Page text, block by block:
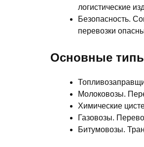
логистические
Безопасность.
перевозки
Основные
Молоковозы.
Химические
Газовозы.
Битумовозы.